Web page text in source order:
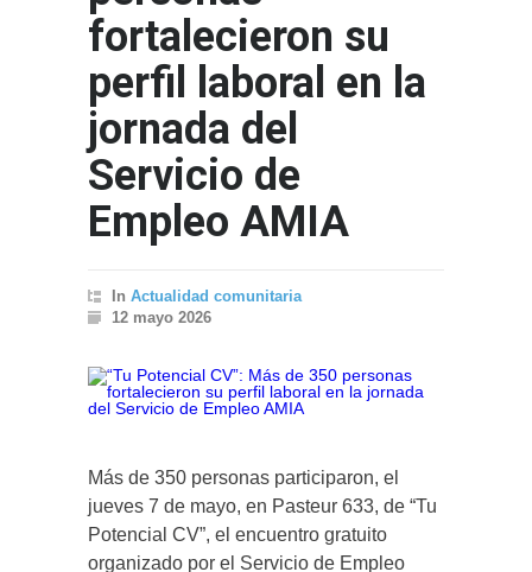
fortalecieron su
perfil laboral en la
jornada del
Servicio de
Empleo AMIA
In Actualidad comunitaria
12 mayo 2026
Más de 350 personas participaron, el
jueves 7 de mayo, en Pasteur 633, de “Tu
Potencial CV”, el encuentro gratuito
organizado por el Servicio de Empleo